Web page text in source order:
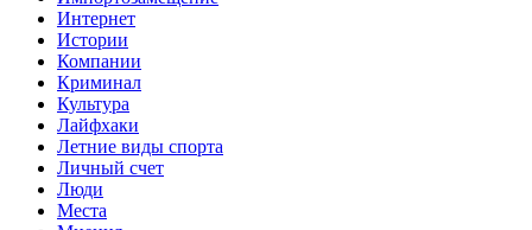
Интернет
Истории
Компании
Криминал
Культура
Лайфхаки
Летние виды спорта
Личный счет
Люди
Места